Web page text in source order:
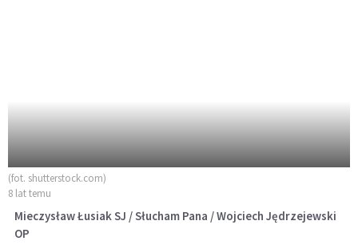
(fot. shutterstock.com)
8 lat temu
Mieczysław Łusiak SJ / Słucham Pana / Wojciech Jędrzejewski
OP